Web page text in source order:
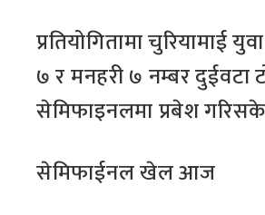
प्रतियोगितामा चुरियामाई
७ र मनहरी ७ नम्बर दुईवटा
सेमिफाइनलमा प्रबेश
सेमिफाईनल खेल आज